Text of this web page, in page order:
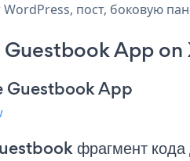
пост, боковую
App
Guestbook App
фрагмент